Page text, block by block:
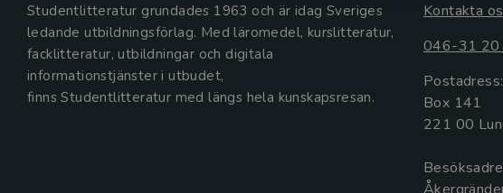
Studentlitteratur grundades 1963 och är idag Sveriges
ledande utbildningsförlag. Med läromedel, kurslitteratur,
facklitteratur, utbildningar och digitala
informationstjänster i utbudet,
finns Studentlitteratur med längs hela kunskapsresan.
Kontakta
046-31 20
Postadress:
Box 141
221 00